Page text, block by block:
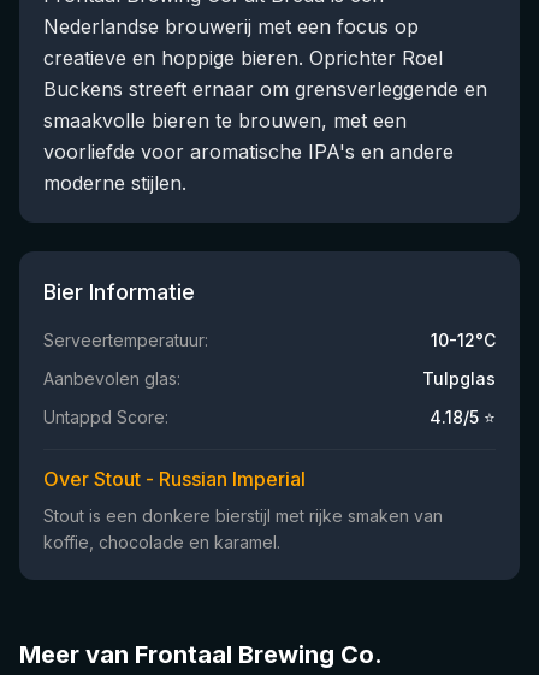
Nederlandse brouwerij met een focus op
creatieve en hoppige bieren. Oprichter Roel
Buckens streeft ernaar om grensverleggende en
smaakvolle bieren te brouwen, met een
voorliefde voor aromatische IPA's en andere
moderne stijlen.
Bier Informatie
Serveertemperatuur:
10-12°C
Aanbevolen glas:
Tulpglas
Untappd Score:
4.18/5 ⭐
Over Stout - Russian Imperial
Stout is een donkere bierstijl met rijke smaken van
koffie, chocolade en karamel.
Meer van Frontaal Brewing Co.
★4.24 ★4.29